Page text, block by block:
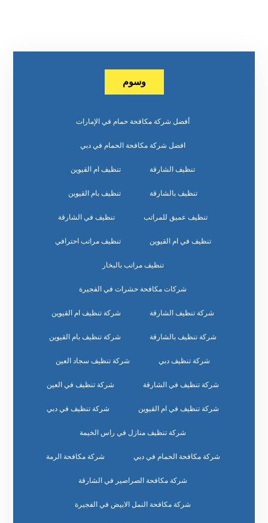
وسوم
أفضل شركة مكافحة حمام في الإمارات
افضل شركة مكافحة الحمام في دبي
تنظيف الشارقة تنظيف ام القيوين
تنظيف بالشارقة تنظيف بام القيوين
تنظيف عميق للمراتب تنظيف في الشارقة
تنظيف في ام القيوين تنظيف مراتب احترافي
تنظيف مراتب بالبخار
شركات مكافحة حشرات في الفجيرة
شركة تنظيف الشارقة شركة تنظيف ام القيوين
شركة تنظيف بالشارقة شركة تنظيف بام القيوين
شركة تنظيف دبي شركة تنظيف سجاد العين
شركة تنظيف في الشارقة شركة تنظيف في العين
شركة تنظيف في ام القيوين شركة تنظيف في دبي
شركة تنظيف منازل في راس الخيمة
شركة مكافحة الحمام في دبي شركة مكافحة الرمة
شركة مكافحة الصراصير في الشارقة
شركة مكافحة النمل الابيض في الفجيرة